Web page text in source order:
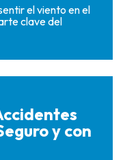
el viento en el
clave del
y con